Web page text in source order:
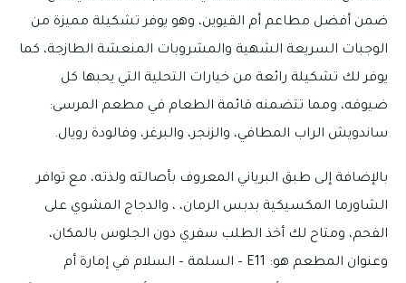
ضمن أفضل مطاعم أم القيوين، وهو يوفر تشكيلة مميزة من
الوجبات السريعة الشهية والمشروبات المنعشة الطازجة، كما
يوفر لك تشكيلة رائعة من خيارات التحلية التي يحبها كل
ضيوفه، ومما تتضمنه قائمة الطعام في مطعم المرسى:
ساندويش الراب المطافي، والزنجر، والبرغر، وفالودة رويال.
بالإضافة إلى طبق البرياني المعروف بأصالته ولذته، مع توافر
الشاورما المكسيكية بدبس الرمان، ، والدجاج المشوي على
الفحم، ومتاح لك أخذ الطلب سفري دون الجلوس بالمكان،
وعنوان المطعم هو: E11 – السلمة – السلام في إمارة أم